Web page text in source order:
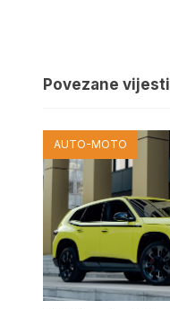
Povezane vijesti
AUTO-MOTO